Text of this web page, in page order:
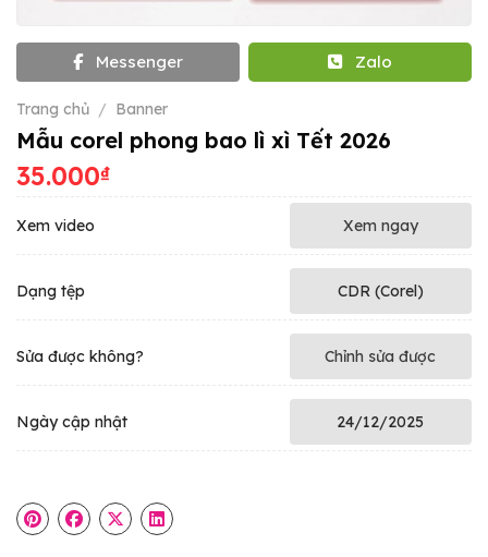
Messenger Zalo
Trang chủ / Banner
Mẫu corel phong bao lì xì Tết 2026
35.000₫
Xem video Xem ngay
Dạng tệp CDR (Corel)
Sửa được không? Chỉnh sửa được
Ngày cập nhật 24/12/2025